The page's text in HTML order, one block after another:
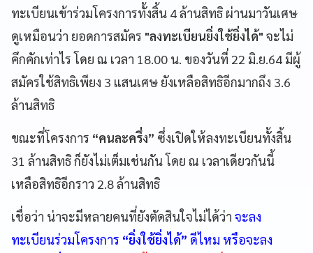
ทะเบียนเข้าร่วมโครงการทั้งสิ้น 4 ล้านสิทธิ ผ่านมาวันเศษ
ดูเหมือนว่า ยอดการสมัคร "ลงทะเบียนยิ่งใช้ยิ่งได้" จะไม่
คึกคักเท่าไร โดย ณ เวลา 18.00 น. ของวันที่ 22 มิ.ย.64 มีผู้
สมัครใช้สิทธิเพียง 3 แสนเศษ ยังเหลือสิทธิอีกมากถึง 3.6
ล้านสิทธิ
ขณะที่โครงการ “คนละครึ่ง” ซึ่งเปิดให้ลงทะเบียนทั้งสิ้น
31 ล้านสิทธิ ก็ยังไม่เต็มเช่นกัน โดย ณ เวลาเดียวกันนี้
เหลือสิทธิอีกราว 2.8 ล้านสิทธิ
เชื่อว่า น่าจะมีหลายคนที่ยังตัดสินใจไม่ได้ว่า จะลง
ทะเบียนร่วมโครงการ “ยิ่งใช้ยิ่งได้” ดีไหม หรือจะลง